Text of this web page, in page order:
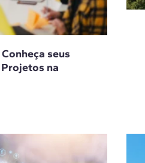
seus
na